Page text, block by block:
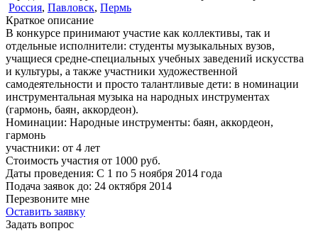
Россия, Павловск, Пермь
Краткое описание
В конкурсе принимают участие как коллективы, так и
отдельные исполнители: студенты музыкальных вузов,
учащиеся средне-специальных учебных заведений искусства
и культуры, а также участники художественной
самодеятельности и просто талантливые дети: в номинации
инструментальная музыка на народных инструментах
(гармонь, баян, аккордеон).
Номинации: Народные инструменты: баян, аккордеон,
гармонь
участники: от 4 лет
Стоимость участия от 1000 руб.
Даты проведения: С 1 по 5 ноября 2014 года
Подача заявок до: 24 октября 2014
Перезвоните мне
Оставить заявку
Задать вопрос